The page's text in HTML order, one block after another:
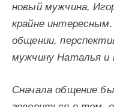
новый мужчина,
крайне
общении,
мужчину Наталья
Сначала общение